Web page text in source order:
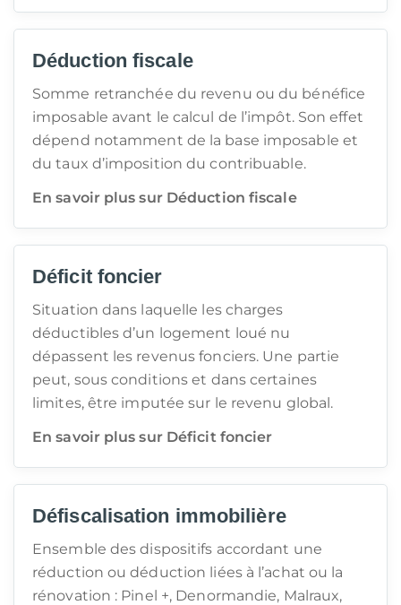
Déduction fiscale
Somme retranchée du revenu ou du bénéfice
imposable avant le calcul de l’impôt. Son effet
dépend notamment de la base imposable et
du taux d’imposition du contribuable.
En savoir plus sur Déduction fiscale
Déficit foncier
Situation dans laquelle les charges
déductibles d’un logement loué nu
dépassent les revenus fonciers. Une partie
peut, sous conditions et dans certaines
limites, être imputée sur le revenu global.
En savoir plus sur Déficit foncier
Défiscalisation immobilière
Ensemble des dispositifs accordant une
réduction ou déduction liées à l’achat ou la
rénovation : Pinel +, Denormandie, Malraux,